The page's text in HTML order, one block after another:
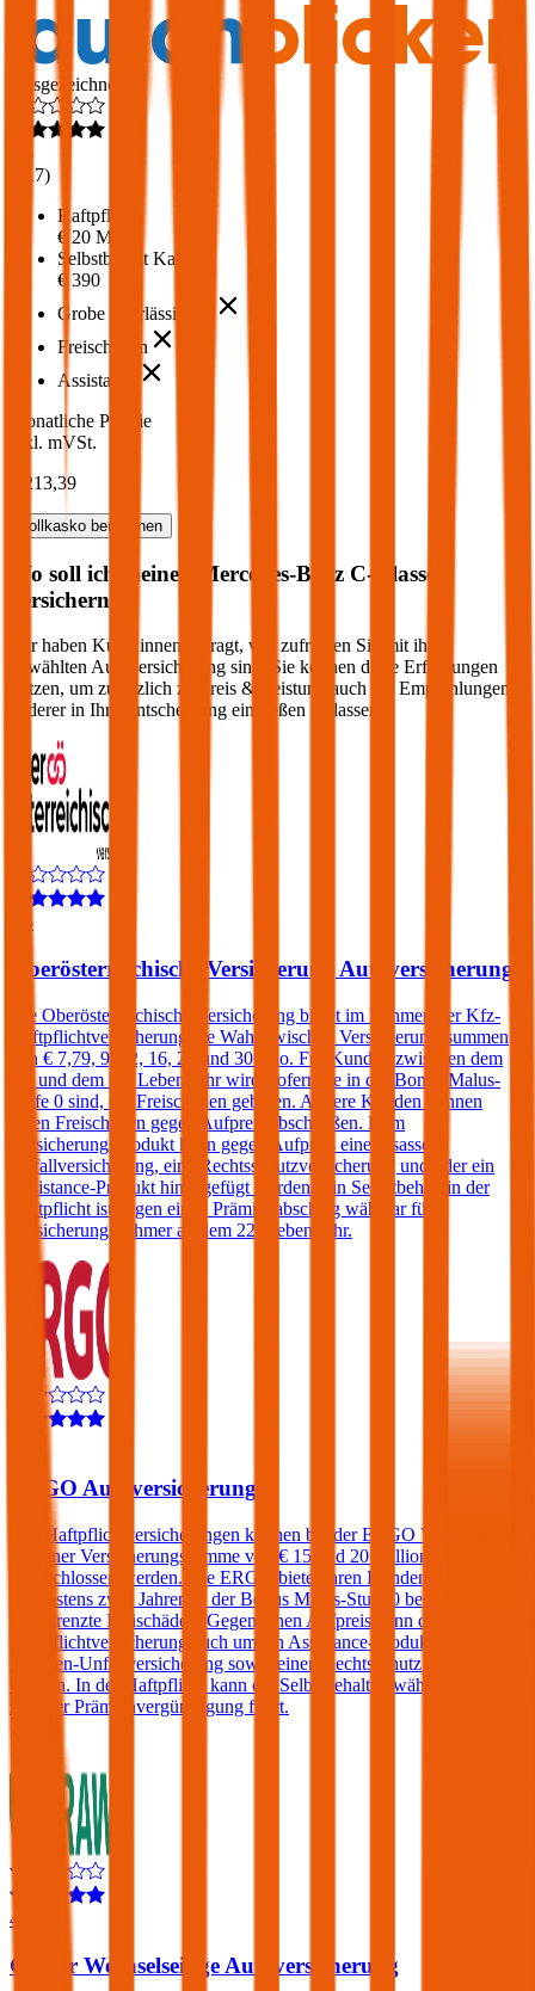
Ausgezeichnet
4,6
217)
Haftpflicht
€ 20 Mio.
Selbstbehalt Kasko
€ 390
Grobe Fahrlässigkeit
Freischaden
Assistance
Monatliche Prämie
inkl. mVSt.
€ 213,39
Vollkasko berechnen
Wo soll ich meinen Mercedes-Benz C-Klasse
versichern?
Wir haben Kund:innen befragt, wie zufrieden Sie mit ihrer
gewählten Autoversicherung sind. Sie können diese Erfahrungen
nutzen, um zusätzlich zu Preis & Leistung auch die Empfehlungen
anderer in Ihre Entscheidung einfließen zu lassen:
4,5
Oberösterreichische Versicherung Autoversicherung
Die Oberösterreichische Versicherung bietet im Rahmen der Kfz-
Haftpflichtversicherung die Wahl zwischen Versicherungssummen
von € 7,79, 9, 12, 16, 20 und 30 Mio. Für Kunden zwischen dem
25. und dem 69. Lebensjahr wird, sofern sie in der Bonus Malus-
Stufe 0 sind, ein Freischaden geboten. Andere Kunden können
einen Freischaden gegen Aufpreis abschließen. Dem
Versicherungsprodukt kann gegen Aufpreis eine Insassen-
Unfallversicherung, eine Rechtsschutzversicherung und/oder ein
Assistance-Produkt hinzugefügt werden. Ein Selbstbehalt in der
Haftpflicht ist gegen einen Prämienabschlag wählbar für
Versicherungsnehmer ab dem 22. Lebensjahr.
ERGO Autoversicherung
Kfz-Haftpflichtversicherungen können bei der ERGO Versicherung
mit einer Versicherungssumme von € 15 und 20 Millionen
abgeschlossen werden. Die ERGO bietet ihren Kunden, die sich seit
mindestens zwei Jahren in der Bonus Malus-Stufe 0 befinden,
unbegrenzte Freischäden. Gegen einen Aufpreis kann die Kfz-
Haftpflichtversicherung auch um ein Assistance-Produkt, eine
Insassen-Unfallversicherung sowie einen Rechtsschutz erweitert
werden. In der Haftpflicht kann ein Selbstbehalt gewählt werden der
zu einer Prämienvergünstigung führt.
4,5
Grazer Wechselseitige Autoversicherung